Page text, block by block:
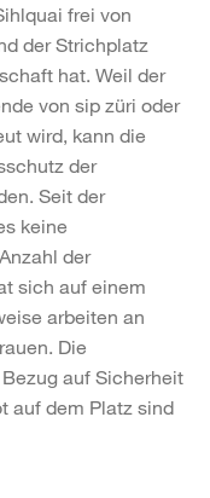
frei von
der Strichplatz
hat. Weil der
von sip züri oder
wird, kann die
der
Seit der
keine
der
sich auf einem
arbeiten an
Die
auf Sicherheit
auf dem Platz sind